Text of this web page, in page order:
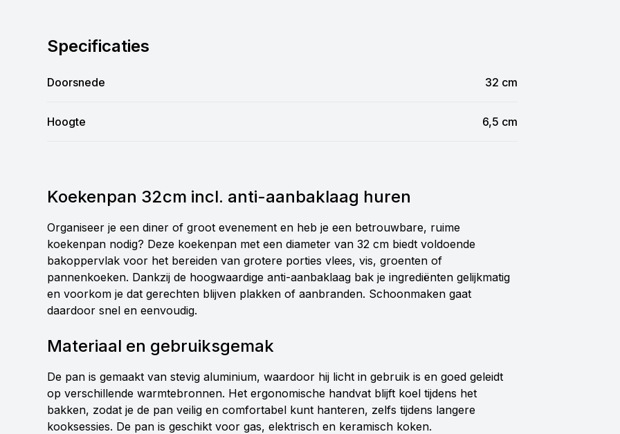
Specificaties
Doorsnede 32 cm
Hoogte 6,5 cm
Koekenpan 32cm incl. anti-aanbaklaag huren
Organiseer je een diner of groot evenement en heb je een betrouwbare, ruime
koekenpan nodig? Deze koekenpan met een diameter van 32 cm biedt voldoende
bakoppervlak voor het bereiden van grotere porties vlees, vis, groenten of
pannenkoeken. Dankzij de hoogwaardige anti-aanbaklaag bak je ingrediënten gelijkmatig
en voorkom je dat gerechten blijven plakken of aanbranden. Schoonmaken gaat
daardoor snel en eenvoudig.
Materiaal en gebruiksgemak
De pan is gemaakt van stevig aluminium, waardoor hij licht in gebruik is en goed geleidt
op verschillende warmtebronnen. Het ergonomische handvat blijft koel tijdens het
bakken, zodat je de pan veilig en comfortabel kunt hanteren, zelfs tijdens langere
kooksessies. De pan is geschikt voor gas, elektrisch en keramisch koken.